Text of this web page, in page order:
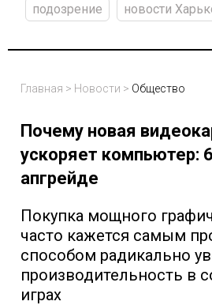
подозрение
новости
Главная > Новости > Общество
Почему новая
ускоряет компьютер:
апгрейде
Покупка мощного
часто кажется самым
способом радикально
производительность в
играх